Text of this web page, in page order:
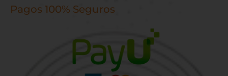
Pagos 100% Seguros